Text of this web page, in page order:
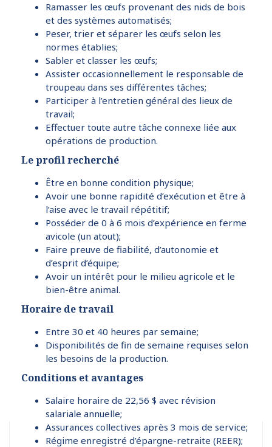
Ramasser les œufs provenant des nids de bois
et des systèmes automatisés;
Peser, trier et séparer les œufs selon les
normes établies;
Sabler et classer les œufs;
Assister occasionnellement le responsable de
troupeau dans ses différentes tâches;
Participer à l’entretien général des lieux de
travail;
Effectuer toute autre tâche connexe liée aux
opérations de production.
Le profil recherché
Être en bonne condition physique;
Avoir une bonne rapidité d’exécution et être à
l’aise avec le travail répétitif;
Posséder de 0 à 6 mois d’expérience en ferme
avicole (un atout);
Faire preuve de fiabilité, d’autonomie et
d’esprit d’équipe;
Avoir un intérêt pour le milieu agricole et le
bien-être animal.
Horaire de travail
Entre 30 et 40 heures par semaine;
Disponibilités de fin de semaine requises selon
les besoins de la production.
Conditions et avantages
Salaire horaire de 22,56 $ avec révision
salariale annuelle;
Assurances collectives après 3 mois de service;
Régime enregistré d’épargne-retraite (REER);